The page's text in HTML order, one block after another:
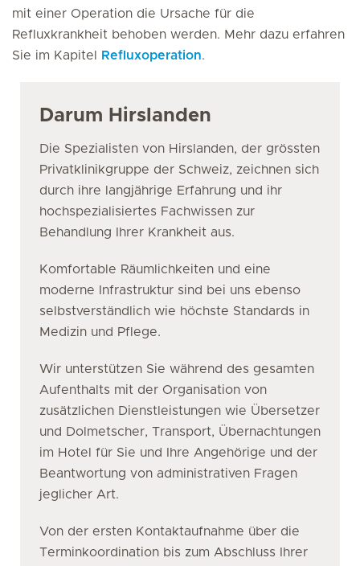
mit einer Operation die Ursache für die
Refluxkrankheit behoben werden. Mehr dazu erfahren
Sie im Kapitel
Refluxoperation.
Darum Hirslanden
Die Spezialisten von Hirslanden, der grössten
Privatklinikgruppe der Schweiz, zeichnen sich
durch ihre langjährige Erfahrung und ihr
hochspezialisiertes Fachwissen zur
Behandlung Ihrer Krankheit aus.
Komfortable Räumlichkeiten und eine
moderne Infrastruktur sind bei uns ebenso
selbstverständlich wie höchste Standards in
Medizin und Pflege.
Wir unterstützen Sie während des gesamten
Aufenthalts mit der Organisation von
zusätzlichen Dienstleistungen wie Übersetzer
und Dolmetscher, Transport, Übernachtungen
im Hotel für Sie und Ihre Angehörige und der
Beantwortung von administrativen Fragen
jeglicher Art.
Von der ersten Kontaktaufnahme über die
Terminkoordination bis zum Abschluss Ihrer